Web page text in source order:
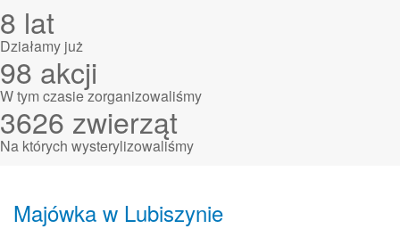
8 lat
Działamy już
98 akcji
W tym czasie zorganizowaliśmy
3626 zwierząt
Na których wysterylizowaliśmy
Majówka w Lubiszynie